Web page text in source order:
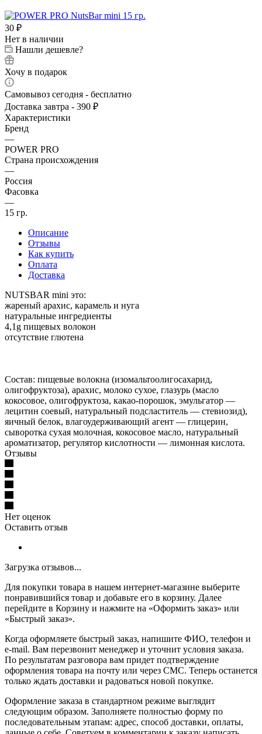
30 ₽
Нет в наличии
Нашли дешевле?
Хочу в подарок
Самовывоз сегодня - бесплатно
Доставка завтра - 390 ₽
Характеристики
Бренд
—
POWER PRO
Страна происхождения
—
Россия
Фасовка
—
15 гр.
Описание
Отзывы
Как купить
Оплата
Доставка
NUTSBAR mini это:
жареный арахис, карамель и нуга
натуральные ингредиенты
4,1g пищевых волокон
отсутствие глютена
Состав: пищевые волокна (изомальтоолигосахарид,
олигофруктоза), арахис, молоко сухое, глазурь (масло
кокосовое, олигофруктоза, какао-порошок, эмульгатор —
лецитин соевый, натуральный подсластитель — стевиозид),
яичный белок, влагоудерживающий агент — глицерин,
сыворотка сухая молочная, кокосовое масло, натуральный
ароматизатор, регулятор кислотности — лимонная кислота.
Отзывы
Нет оценок
Оставить отзыв
Загрузка отзывов...
Для покупки товара в нашем интернет-магазине выберите
понравившийся товар и добавьте его в корзину. Далее
перейдите в Корзину и нажмите на «Оформить заказ» или
«Быстрый заказ».
Когда оформляете быстрый заказ, напишите ФИО, телефон и
e-mail. Вам перезвонит менеджер и уточнит условия заказа.
По результатам разговора вам придет подтверждение
оформления товара на почту или через СМС. Теперь останется
только ждать доставки и радоваться новой покупке.
Оформление заказа в стандартном режиме выглядит
следующим образом. Заполняете полностью форму по
последовательным этапам: адрес, способ доставки, оплаты,